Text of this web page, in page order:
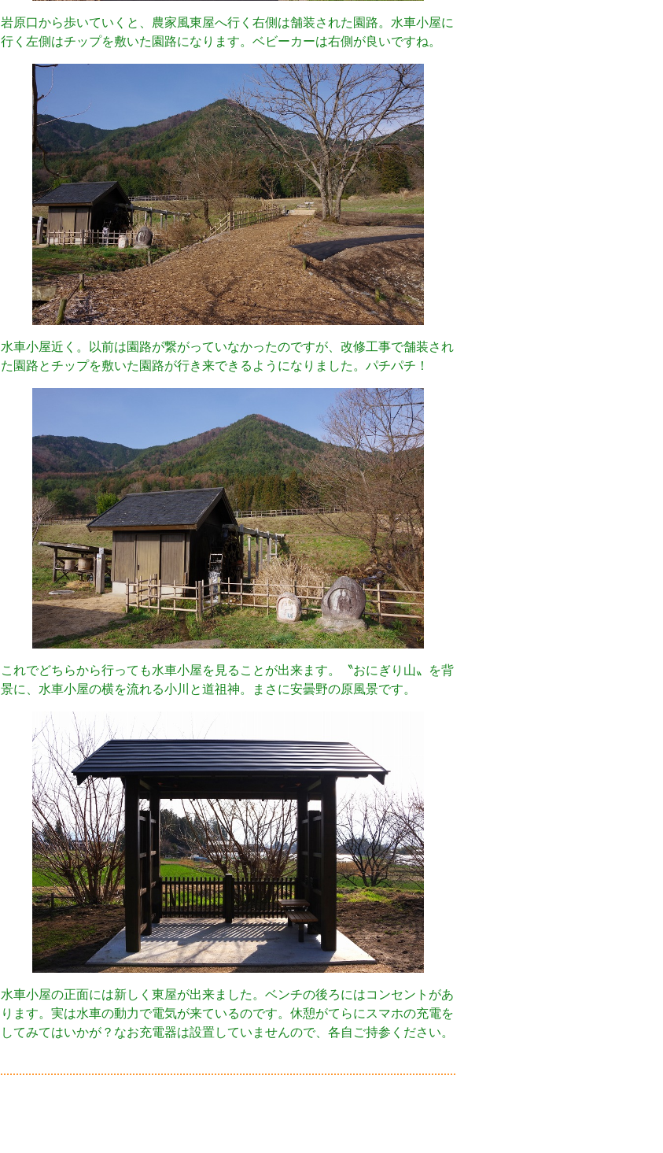
岩原口から歩いていくと、農家風東屋へ行く右側は舗装された園路。水車小屋に
行く左側はチップを敷いた園路になります。ベビーカーは右側が良いですね。
水車小屋近く。以前は園路が繋がっていなかったのですが、改修工事で舗装され
た園路とチップを敷いた園路が行き来できるようになりました。パチパチ！
これでどちらから行っても水車小屋を見ることが出来ます。〝おにぎり山〟を背
景に、水車小屋の横を流れる小川と道祖神。まさに安曇野の原風景です。
水車小屋の正面には新しく東屋が出来ました。ベンチの後ろにはコンセントがあ
ります。実は水車の動力で電気が来ているのです。休憩がてらにスマホの充電を
してみてはいかが？なお充電器は設置していませんので、各自ご持参ください。